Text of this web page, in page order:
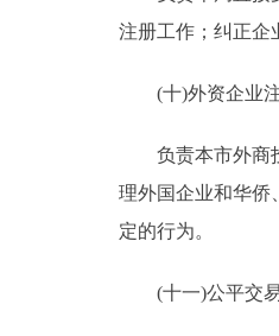
注册工作；纠正企
(十)外资企业
负责本市外商投
理外国企业和华侨
定的行为。
(十一)公平交